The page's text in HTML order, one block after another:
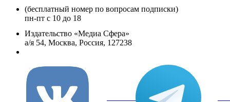
(бесплатный номер по вопросам подписки)
пн-пт с 10 до 18
Издательство «Медиа Сфера»
а/я 54, Москва, Россия, 127238
вКонтакте